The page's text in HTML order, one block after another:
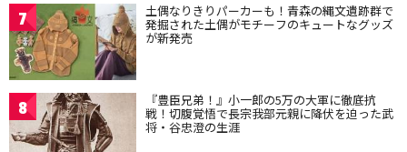
7 土偶なりきりパーカーも！青森の縄文遺跡群で
発掘された土偶がモチーフのキュートなグッズ
が新発売
8 『豊臣兄弟！』小一郎の5万の大軍に徹底抗
戦！切腹覚悟で長宗我部元親に降伏を迫った武
将・谷忠澄の生涯